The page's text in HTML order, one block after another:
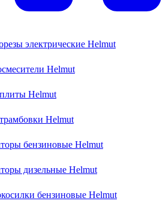
электрические Helmut
Helmut
Helmut
Helmut
бензиновые Helmut
дизельные Helmut
бензиновые Helmut